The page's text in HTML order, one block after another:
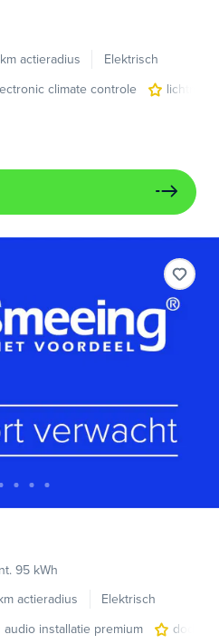
actieradius
Elektrisch
climate controle
95 kWh
actieradius
Elektrisch
audio installatie premium